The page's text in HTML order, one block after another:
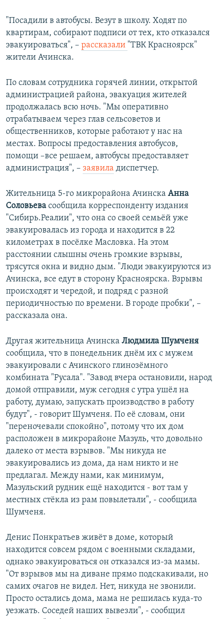
"Посадили в автобусы. Везут в школу. Ходят по
квартирам, собирают подписи от тех, кто отказался
эвакуироваться", – рассказали "ТВК Красноярск"
жители Ачинска.
По словам сотрудника горячей линии, открытой
администрацией района, эвакуация жителей
продолжалась всю ночь. "Мы оперативно
отрабатываем через глав сельсоветов и
общественников, которые работают у нас на
местах. Вопросы предоставления автобусов,
помощи –все решаем, автобусы предоставляет
администрация", – заявила диспетчер.
Жительница 5-го микрорайона Ачинска Анна
Соловьева сообщила корреспонденту издания
"Сибирь.Реалии", что она со своей семьёй уже
эвакуировалась из города и находится в 22
километрах в посёлке Масловка. На этом
расстоянии слышны очень громкие взрывы,
трясутся окна и видно дым. "Люди эвакуируются из
Ачинска, все едут в сторону Красноярска. Взрывы
происходят и чередой, и подряд с разной
периодичностью по времени. В городе пробки", –
рассказала она.
Другая жительница Ачинска Людмила Шумченя
сообщила, что в понедельник днём их с мужем
эвакуировали с Ачинского глинозёмного
комбината "Русала". "Завод вчера остановили, народ
домой отправили, муж сегодня с утра ушёл на
работу, думаю, запускать производство в работу
будут", - говорит Шумченя. По её словам, они
"переночевали спокойно", потому что их дом
расположен в микрорайоне Мазуль, что довольно
далеко от места взрывов. "Мы никуда не
эвакуировались из дома, да нам никто и не
предлагал. Между нами, как минимум,
Мазульский рудник ещё находится - вот там у
местных стёкла из рам повылетали", - сообщила
Шумченя.
Денис Понкратьев живёт в доме, который
находится совсем рядом с военными складами,
однако эвакуироваться он отказался из-за мамы.
"От взрывов мы на диване прямо подскакивали, но
самих очагов не видел. Нет, никуда не звонили.
Просто остались дома, мама не решилась куда-то
уезжать. Соседей наших вывезли", - сообщил